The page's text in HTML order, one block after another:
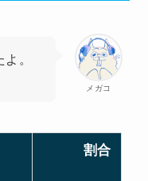
メガコ
。
割合